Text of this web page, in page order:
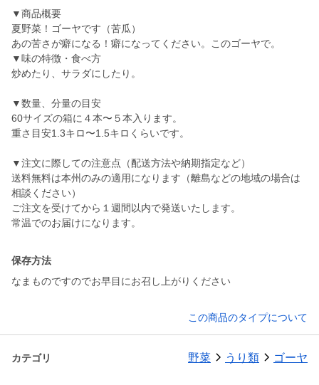
▼商品概要
夏野菜！ゴーヤです（苦瓜）
あの苦さが癖になる！癖になってください。このゴーヤで。
▼味の特徴・食べ方
炒めたり、サラダにしたり。
▼数量、分量の目安
60サイズの箱に４本〜５本入ります。
重さ目安1.3キロ〜1.5キロくらいです。
▼注文に際しての注意点（配送方法や納期指定など）
送料無料は本州のみの適用になります（離島などの地域の場合は
相談ください）
ご注文を受けてから１週間以内で発送いたします。
常温でのお届けになります。
保存方法
なまものですのでお早目にお召し上がりください
この商品のタイプについて
カテゴリ 野菜 うり類 ゴーヤ